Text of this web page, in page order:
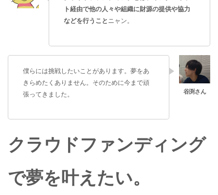
ト経由で他の人々や組織に財源の提供や協力
などを行うこと ニャン。
僕らには挑戦したいことがあります。夢をあ
きらめたくありません。そのために今まで頑
張ってきました。
クラウドファンディング
で夢を叶えたい。